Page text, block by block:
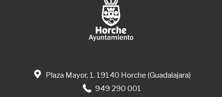
Plaza Mayor, 1. 19140 Horche (Guadalajara)
949 290 001